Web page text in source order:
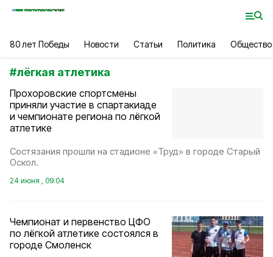
80 лет Победы Новости Статьи Политика Общество
#лёгкая атлетика
Прохоровские спортсмены
приняли участие в спартакиаде
и чемпионате региона по лёгкой
атлетике
Состязания прошли на стадионе «Труд» в городе Старый
Оскол.
24 июня , 09:04
Чемпионат и первенство ЦФО
по лёгкой атлетике состоялся в
городе Смоленск